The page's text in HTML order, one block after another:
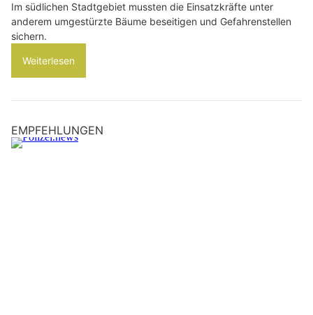
Im südlichen Stadtgebiet mussten die Einsatzkräfte unter
anderem umgestürzte Bäume beseitigen und Gefahrenstellen
sichern.
Weiterlesen
EMPFEHLUNGEN